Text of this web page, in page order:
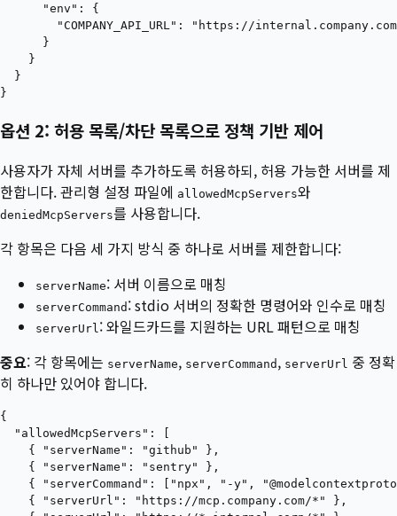
      "env": {
"COMPANY_API_URL": "https://
      }
    }
  }
옵션 2: 허용 목록/차단 목록으로 정책 기반 제어
사용자가 자체 서버를 추가하도록 허용하되, 허용 가능한 서버를 제
한합니다. 관리형 설정 파일에 allowedMcpServers와
deniedMcpServers를 사용합니다.
각 항목은 다음 세 가지 방식 중 하나로 서버를 제한합니다:
serverName: 서버 이름으로 매칭
serverCommand : stdio 서버의 정확한 명령어와 인수로 매칭
serverUrl : 와일드카드를 지원하는 URL 패턴으로 매칭
중요: 각 항목에는 serverName, serverCommand , serverUrl 중 정확
히 하나만 있어야 합니다.
{
  "allowedMcpServers": [
    { "serverName": "github" },
    { "serverName": "sentry" },
{ "serverCommand": ["npx", "-y",
    { "serverUrl": "https://mcp.company.com/*" },